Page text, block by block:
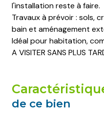
l'installation reste à faire.
Travaux à prévoir : sols,
bain et aménagement
Idéal pour habitation,
A VISITER SANS PLUS
de ce bien